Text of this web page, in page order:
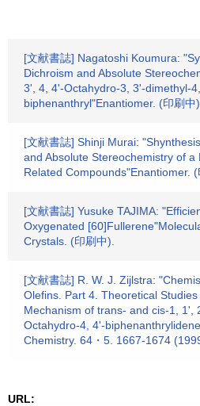
[文献書誌] Nagatoshi Koumura:
Dichroism and Absolute
3', 4, 4'-Octahydro-3, 3'-dimethyl-
biphenanthryl"Enantiomer. (印刷中).
[文献書誌] Shinji Murai:
and Absolute Stereochemistry of a
Related Compounds"Enantiomer. (
[文献書誌] Yusuke TAJIMA:
Oxygenated
Crystals. (印刷中).
[文献書誌] R. W. J. Zijlstra:
Olefins. Part 4. Theoretical
Mechanism of trans- and cis-1, 1',
Octahydro-4, 4'-
Chemistry. 64・5. 1667-1674
URL: